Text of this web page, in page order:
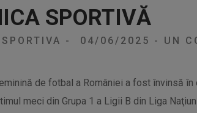
SPORTIVĂ
- 04/06/2025 - UN
de fotbal a României a fost învinsă
meci din Grupa 1 a Ligii B din Liga